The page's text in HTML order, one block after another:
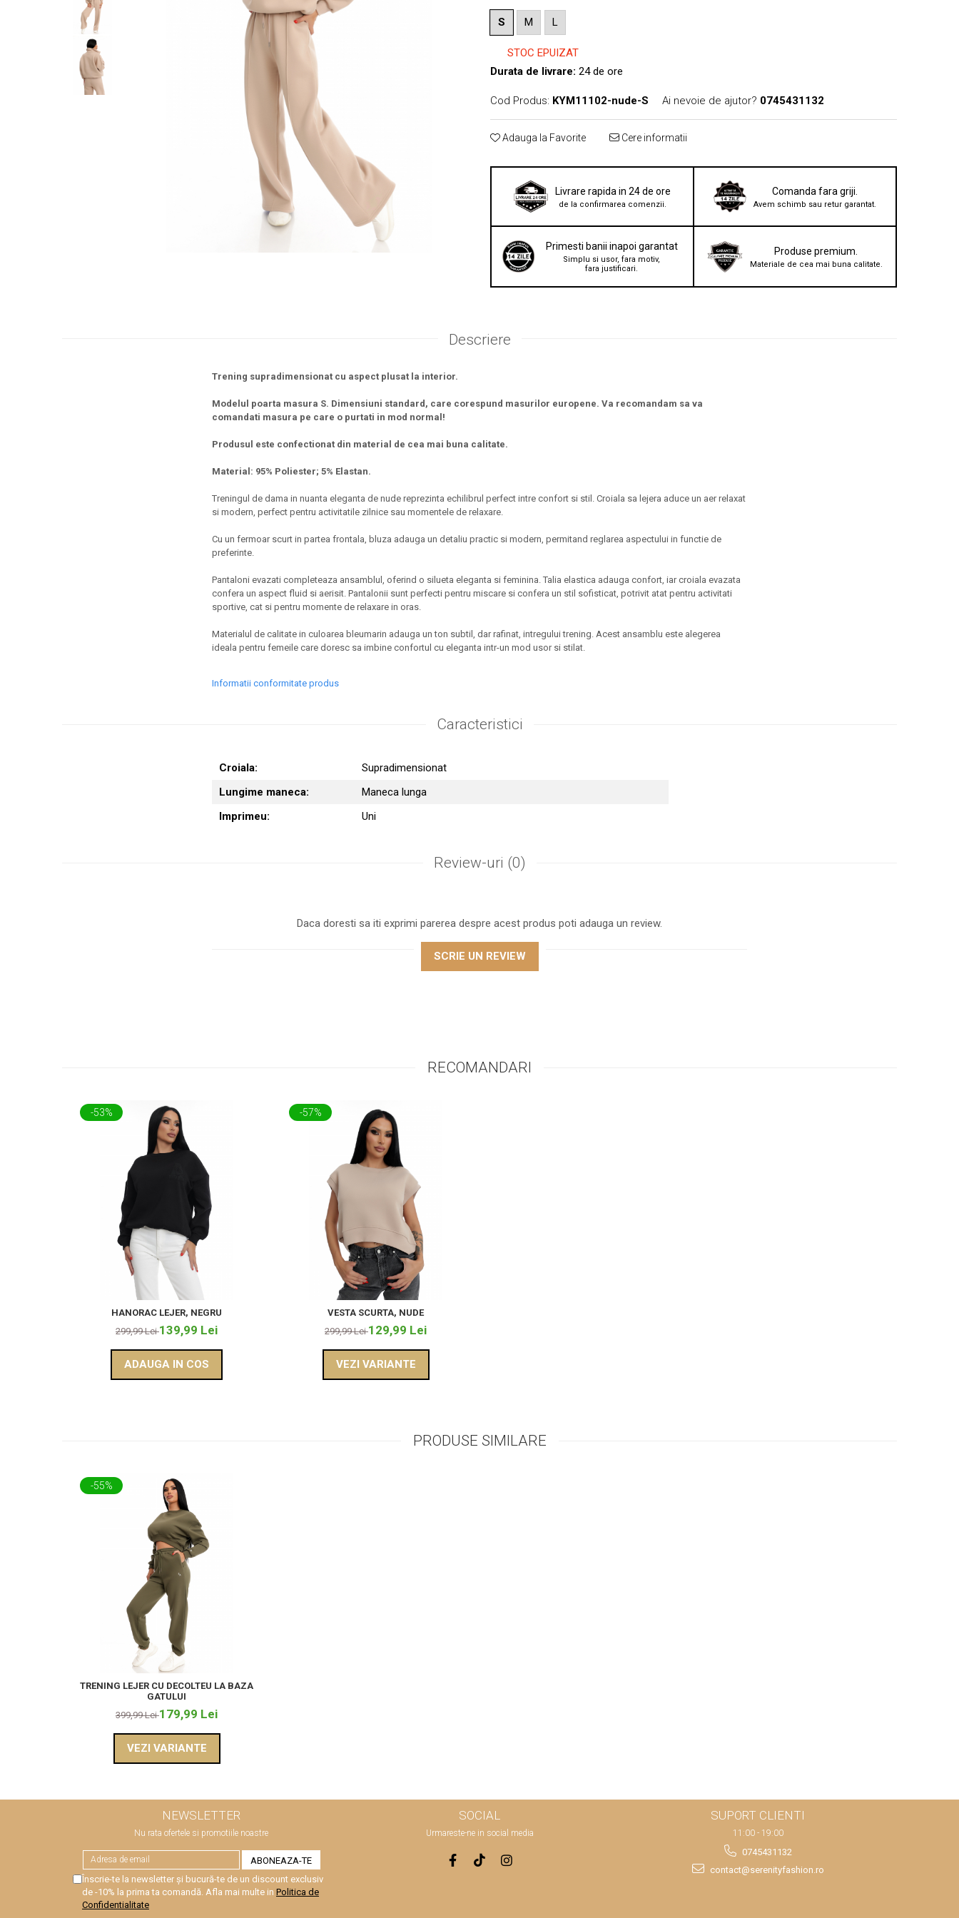
S M L
STOC EPUIZAT
Durata de livrare: 24 de ore
Cod Produs: KYM11102-nude-S Ai nevoie de ajutor? 0745431132
Adauga la Favorite Cere informatii
Livrare rapida in 24 de ore
de la confirmarea comenzii.
Comanda fara griji.
Avem schimb sau retur garantat.
Primesti banii inapoi garantat
Simplu si usor, fara motiv,
fara justificari.
Produse premium.
Materiale de cea mai buna calitate.
Descriere
Trening supradimensionat cu aspect plusat la interior.
Modelul poarta masura S. Dimensiuni standard, care corespund masurilor europene. Va recomandam sa va
comandati masura pe care o purtati in mod normal!
Produsul este confectionat din material de cea mai buna calitate.
Material: 95% Poliester; 5% Elastan.
Treningul de dama in nuanta eleganta de nude reprezinta echilibrul perfect intre confort si stil. Croiala sa lejera aduce un aer relaxat
si modern, perfect pentru activitatile zilnice sau momentele de relaxare.
Cu un fermoar scurt in partea frontala, bluza adauga un detaliu practic si modern, permitand reglarea aspectului in functie de
preferinte.
Pantaloni evazati completeaza ansamblul, oferind o silueta eleganta si feminina. Talia elastica adauga confort, iar croiala evazata
confera un aspect fluid si aerisit. Pantalonii sunt perfecti pentru miscare si confera un stil sofisticat, potrivit atat pentru activitati
sportive, cat si pentru momente de relaxare in oras.
Materialul de calitate in culoarea bleumarin adauga un ton subtil, dar rafinat, intregului trening. Acest ansamblu este alegerea
ideala pentru femeile care doresc sa imbine confortul cu eleganta intr-un mod usor si stilat.
Informatii conformitate produs
Caracteristici
Croiala:
Supradimensionat
Lungime maneca:
Maneca lunga
Imprimeu:
Uni
Review-uri (0)
Daca doresti sa iti exprimi parerea despre acest produs poti adauga un review.
SCRIE UN REVIEW
RECOMANDARI
-53%
HANORAC LEJER, NEGRU
299,99 Lei139,99 Lei
ADAUGA IN COS
-57%
VESTA SCURTA, NUDE
299,99 Lei129,99 Lei
VEZI VARIANTE
PRODUSE SIMILARE
-55%
TRENING LEJER CU DECOLTEU LA BAZA
GATULUI
399,99 Lei179,99 Lei
VEZI VARIANTE
NEWSLETTER
Nu rata ofertele si promotiile noastre
Înscrie-te la newsletter și bucură-te de un discount exclusiv
de -10% la prima ta comandă. Afla mai multe in Politica de
Confidentialitate
SOCIAL
Urmareste-ne in social media
SUPORT CLIENTI
11:00 - 19:00
0745431132
contact@serenityfashion.ro